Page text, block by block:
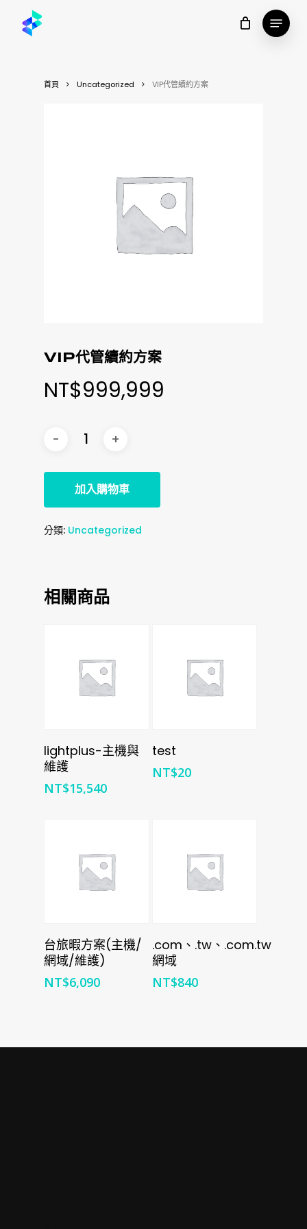
Menu
首頁 Uncategorized VIP代管續約方案
VIP代管續約方案
NT$999,999
加入購物車
分類: Uncategorized
相關商品
加入購物車
lightplus-主機與
維護
NT$15,540
test
NT$20
加入購物車
台旅暇方案(主機/
網域/維護)
NT$6,090
加入購物車
.com、.tw、.com.tw
網域
NT$840